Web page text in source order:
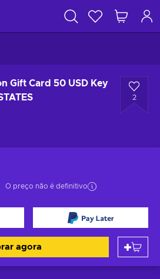
Gift Card 50 USD Key
2
O preço não é definitivo
agora